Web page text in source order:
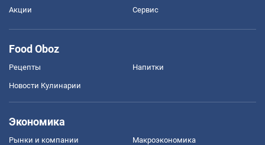
Акции Сервис
Food Oboz
Рецепты Напитки
Новости Кулинарии
Экономика
Рынки и компании Mакроэкономика